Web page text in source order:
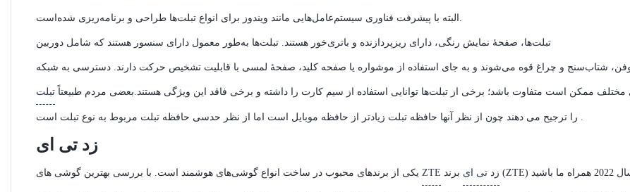
البته با پیشرفت فناوری سیستم‌عامل‌هایی مانند ویندوز برای انواع تبلت‌ها طراحی و برنامه‌ریزی شده‌است.
تبلت‌ها، صفحهٔ نمایش رنگی، دارای ریزپردازنده و باتری‌خور هستند. تبلت‌ها به‌طور معمول دارای سنسور هستند که شامل دوربین
شتاب‌سنج و چراغ قوه می‌شوند و به جای استفاده از موشواره یا صفحه کلید، صفحهٔ لمسی با قابلیت تشخیص حرکت دارند. دسترسی به شبکه
مختلف ممکن است متفاوت باشد؛ برخی از تبلت‌ها توانایی استفاده از سیم کارت را داشته و برخی فاقد این ویژگی هستند.بعضی مردم طبیعتاً تبلت
را ترجیح می دهند چون از نظر آنها حافظه تبلت زیادتر از حافظه موبایل است اما از نظر حدسی حافظه تبلت مربوط به نوع تبلت است.
زد تی ای
برند ZTE زد تی ای